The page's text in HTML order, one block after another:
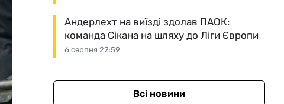
6 серпня 22:59
Андерлехт на виїзді здолав ПАОК:
команда Сікана на шляху до Ліги Європи
Всі новини